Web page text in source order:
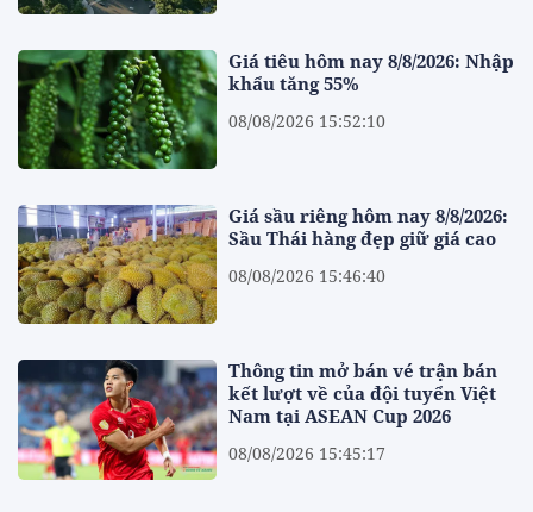
Giá tiêu hôm nay 8/8/2026: Nhập
khẩu tăng 55%
08/08/2026 15:52:10
Giá sầu riêng hôm nay 8/8/2026:
Sầu Thái hàng đẹp giữ giá cao
08/08/2026 15:46:40
Thông tin mở bán vé trận bán
kết lượt về của đội tuyển Việt
Nam tại ASEAN Cup 2026
08/08/2026 15:45:17